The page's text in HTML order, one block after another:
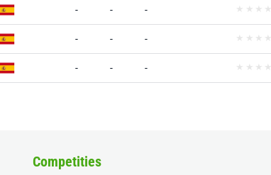
- - -
- - -
- - -
Competities